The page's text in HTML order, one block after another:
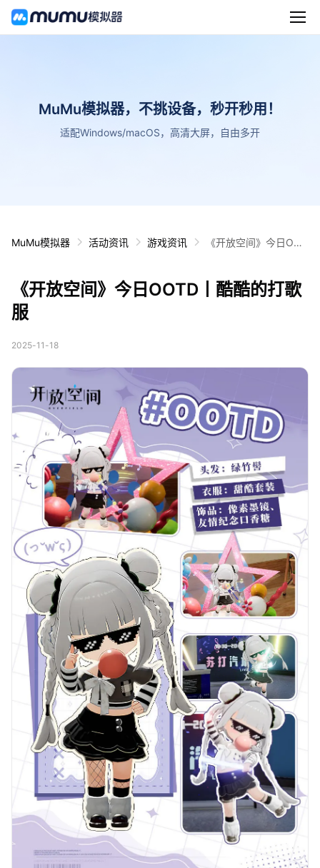
MuMu模拟器，不挑设备，秒开秒用！
适配Windows/macOS，高清大屏，自由多开
MuMu模拟器 活动资讯 游戏资讯
《开放空间》今日OOT
《开放空间》今日OOTD丨酷酷的打歌
服
2025-11-18